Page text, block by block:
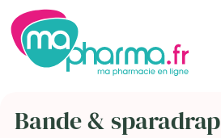
Bande & sparadrap